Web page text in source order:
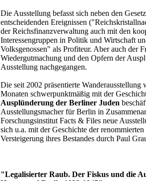
Die Ausstellung befasst sich neben den
entscheidenden Ereignissen
der Reichsfinanzverwaltung auch mit den
Interessengruppen in Politik und Wirtschaft
Volksgenossen" als Profiteur. Aber auch der
Wiedergutmachung und den Opfern der
Ausstellung nachgegangen.
Die seit 2002 präsentierte
Monaten schwerpunktmäßig mit der
Ausplünderung der Berliner Juden
Ausstellungsmacher für Berlin in
Forschungsinstitut Facts & Files neue
sich u.a. mit der Geschichte der
Versteigerung ihres Bestandes durch Paul
"Legalisierter Raub. Der Fiskus und die